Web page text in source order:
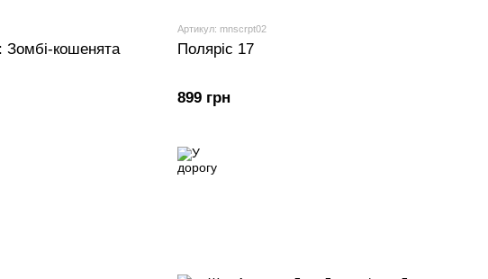
Зомбі-кошенята
Артикул: mnscrpt02
Поляріс 17
899 грн